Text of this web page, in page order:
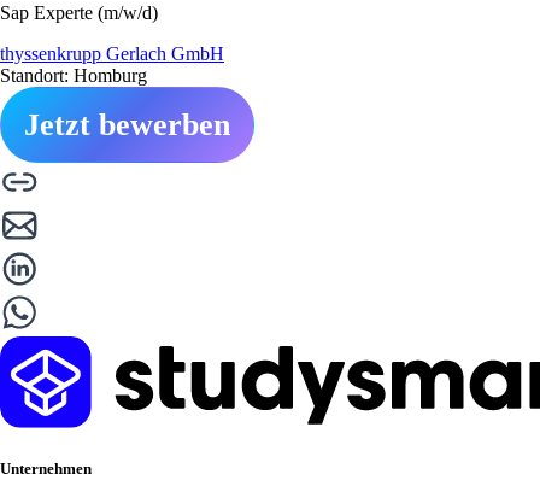
Sap Experte (m/w/d)
thyssenkrupp Gerlach GmbH
Standort: Homburg
Jetzt bewerben
Unternehmen